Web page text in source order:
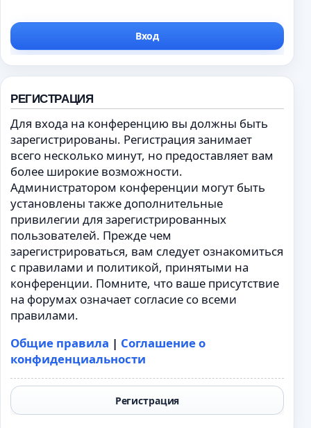
РЕГИСТРАЦИЯ
Для входа на конференцию вы должны быть
зарегистрированы. Регистрация занимает
всего несколько минут, но предоставляет вам
более широкие возможности.
Администратором конференции могут быть
установлены также дополнительные
привилегии для зарегистрированных
пользователей. Прежде чем
зарегистрироваться, вам следует ознакомиться
с правилами и политикой, принятыми на
конференции. Помните, что ваше присутствие
на форумах означает согласие со всеми
правилами.
Общие правила | Соглашение о
конфиденциальности
Регистрация